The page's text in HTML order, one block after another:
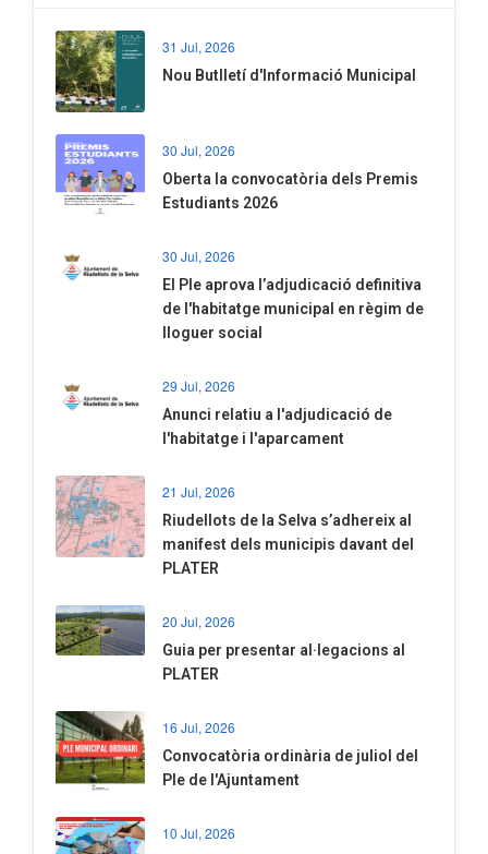
31 Jul, 2026
Nou Butlletí d'Informació Municipal
30 Jul, 2026
Oberta la convocatòria dels Premis
Estudiants 2026
30 Jul, 2026
El Ple aprova l’adjudicació definitiva
de l'habitatge municipal en règim de
lloguer social
29 Jul, 2026
Anunci relatiu a l'adjudicació de
l'habitatge i l'aparcament
21 Jul, 2026
Riudellots de la Selva s’adhereix al
manifest dels municipis davant del
PLATER
20 Jul, 2026
​Guia per presentar al·legacions al
PLATER
16 Jul, 2026
Convocatòria ordinària de juliol del
Ple de l'Ajuntament
10 Jul, 2026